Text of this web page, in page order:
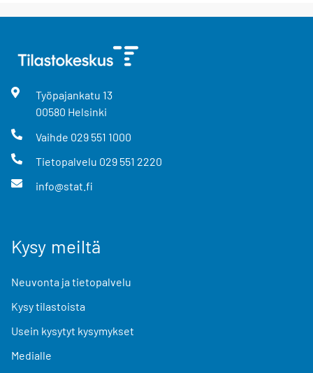
Työpajankatu 13
00580 Helsinki
Vaihde 029 551 1000
Tietopalvelu 029 551 2220
info@stat.fi
Kysy meiltä
Neuvonta ja tietopalvelu
Kysy tilastoista
Usein kysytyt kysymykset
Medialle